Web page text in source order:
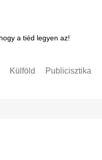
a tiéd legyen az!
Külföld Publicisztika